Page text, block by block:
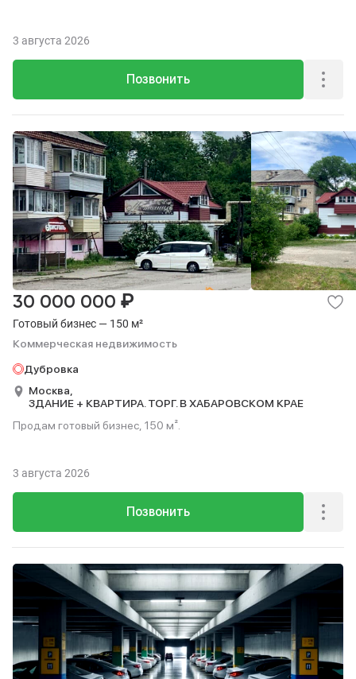
Позвонить
3 августа 2026
Готовый бизнес — 150 м²
Коммерческая недвижимость
30 000 000 ₽
Дубровка
Москва,
ЗДАНИЕ + КВАРТИРА. ТОРГ. В ХАБАРОВСКОМ КРАЕ
Продам готовый бизнес, 150 м².
Позвонить
3 августа 2026